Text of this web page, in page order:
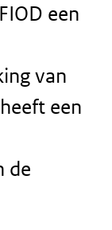
een
van
een
de